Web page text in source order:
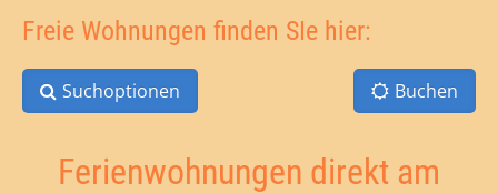
Freie Wohnungen finden SIe hier:
Suchoptionen Buchen
Ferienwohnungen direkt am